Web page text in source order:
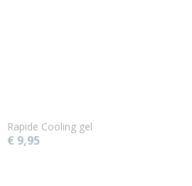
Rapide Cooling gel
€ 9,95